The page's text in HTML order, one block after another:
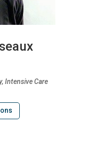
Intensive Care